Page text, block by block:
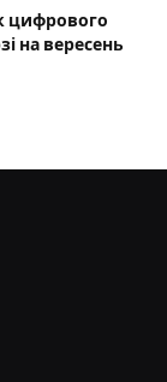
цифрового
на вересень